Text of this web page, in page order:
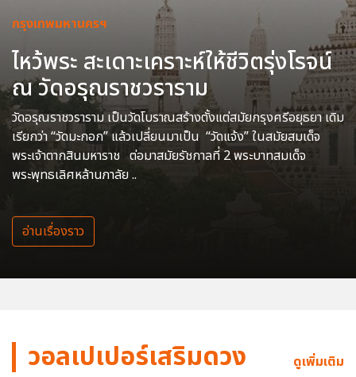
กรุงเทพมหานครฯ
ไหว้พระ สะเดาะเคราะห์ให้ชีวิตรุ่งโรจน์
ณ วัดอรุณราชวราราม
วัดอรุณราชวราราม เป็นวัดโบราณสร้างตั้งแต่สมัยกรุงศรีอยุธยา เดิม
เรียกว่า “วัดมะกอก” แล้วเปลี่ยนมาเป็น “วัดแจ้ง” ในสมัยสมเด็จ
พระเจ้าตากสินมหาราช ต่อมาสมัยรัชกาลที่ 2 พระบาทสมเด็จ
พระพุทธเลิศหล้านภาลัย ..
อ่านเรื่องราว
วอลเปเปอร์เสริมดวง ดูเพิ่มเติม